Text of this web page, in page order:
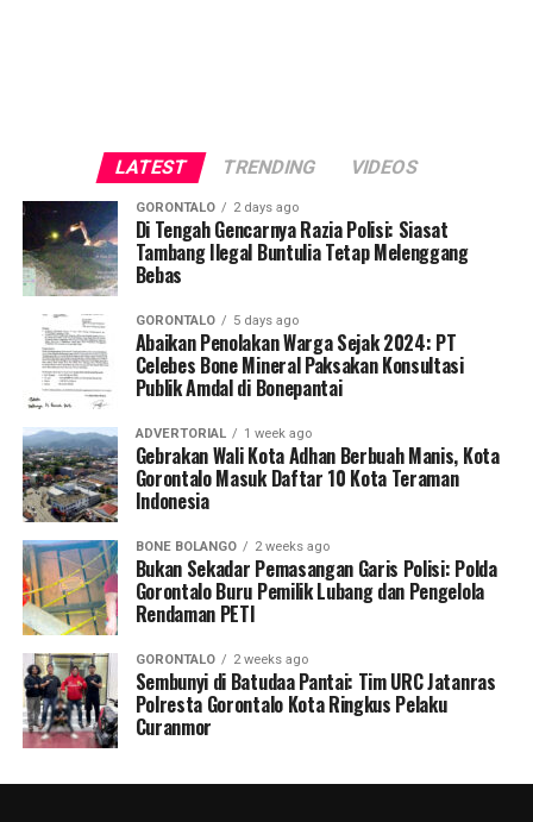
LATEST TRENDING VIDEOS
GORONTALO 2 days ago
Di Tengah Gencarnya Razia Polisi: Siasat
Tambang Ilegal Buntulia Tetap Melenggang
Bebas
GORONTALO 5 days ago
Abaikan Penolakan Warga Sejak 2024: PT
Celebes Bone Mineral Paksakan Konsultasi
Publik Amdal di Bonepantai
ADVERTORIAL 1 week ago
Gebrakan Wali Kota Adhan Berbuah Manis, Kota
Gorontalo Masuk Daftar 10 Kota Teraman
Indonesia
BONE BOLANGO 2 weeks ago
Bukan Sekadar Pemasangan Garis Polisi: Polda
Gorontalo Buru Pemilik Lubang dan Pengelola
Rendaman PETI
GORONTALO 2 weeks ago
Sembunyi di Batudaa Pantai: Tim URC Jatanras
Polresta Gorontalo Kota Ringkus Pelaku
Curanmor